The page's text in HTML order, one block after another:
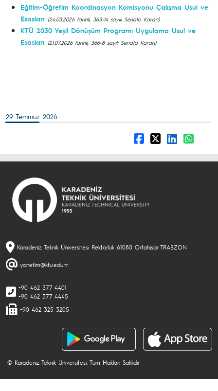
Eğitim-Öğretim Koordinasyon Komisyonu Çalışma Usul ve
Esasları (24.03.2026 tarihli, 363-14 sayılı Senato Kararı)
KTÜ 2030 Yeşil Dönüşüm Programı Uygulama Usul ve
Esasları (21.07.2026 tarihli, 366-8 sayılı Senato Kararı)
29 Temmuz 2026
Karadeniz Teknik Üniversitesi Rektörlük 61080 Ortahisar TRABZON
yonetim@ktu.edu.tr
+90 462 377 4401
+90 462 377 4445
+90 462 325 3205
© Karadeniz Teknik Üniversitesi. Tüm Hakları Saklıdır